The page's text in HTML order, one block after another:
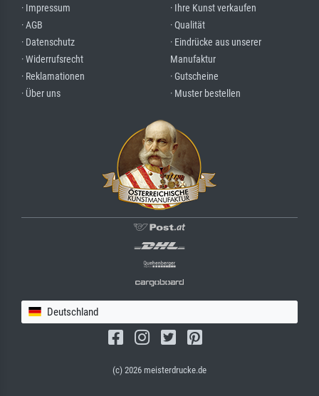
· Impressum
· AGB
· Datenschutz
· Widerrufsrecht
· Reklamationen
· Über uns
· Ihre Kunst verkaufen
· Qualität
· Eindrücke aus unserer
Manufaktur
· Gutscheine
· Muster bestellen
Deutschland
(c) 2026 meisterdrucke.de